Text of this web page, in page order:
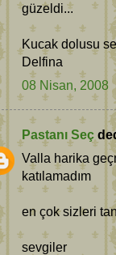
güzeldi...
Kucak dolusu
Delfina
08 Nisan, 2008
Pastanı Seç
Valla harika
katılamadım
en çok sizleri
sevgiler